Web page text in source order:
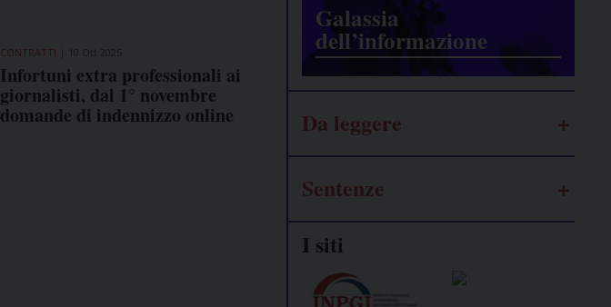
CONTRATTI
Infortuni extra professionali ai
giornalisti, dal 1° novembre
domande di indennizzo online
Galassia
dell’informazione
Da leggere
Sentenze
I siti